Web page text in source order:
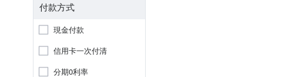
付款方式
現金付款
信用卡一次付清
分期0利率